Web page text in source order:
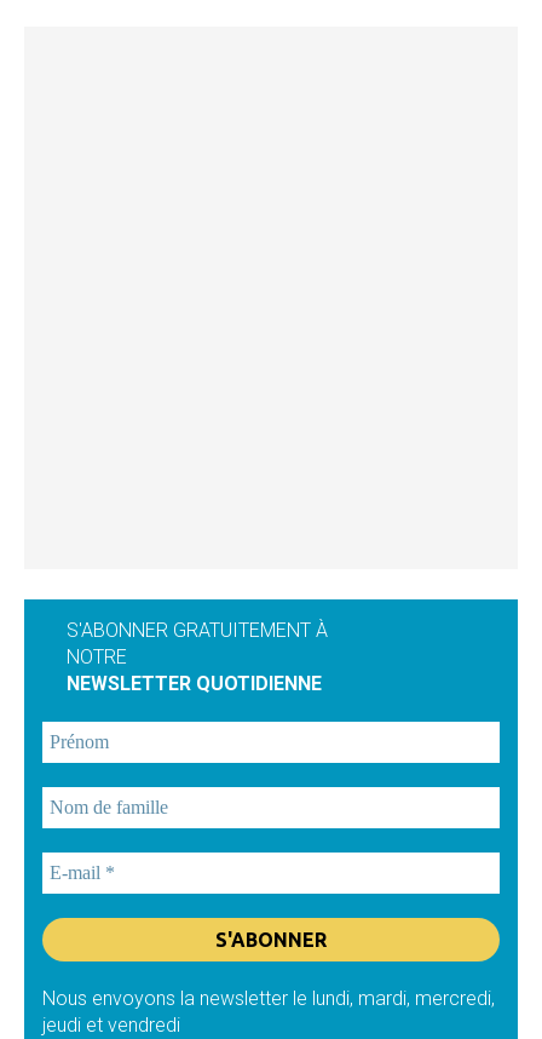
S'ABONNER GRATUITEMENT À
NOTRE
NEWSLETTER QUOTIDIENNE
Nous envoyons la newsletter le lundi, mardi, mercredi,
jeudi et vendredi